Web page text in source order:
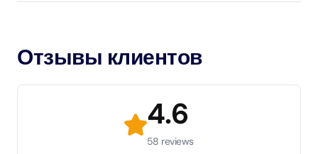
Отзывы клиентов
4.6
58 reviews